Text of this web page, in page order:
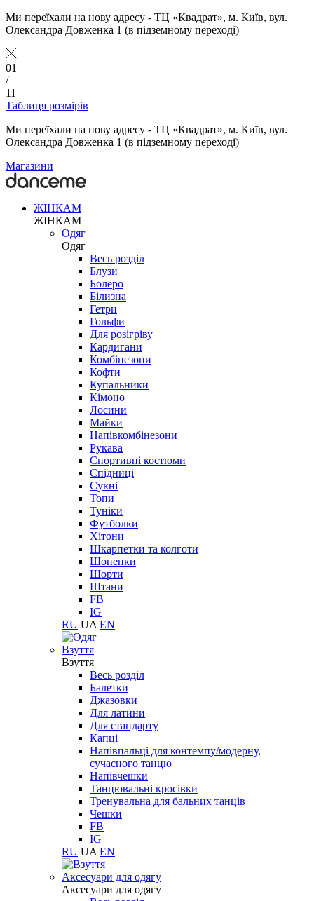
Ми переїхали на нову адресу - ТЦ «Квадрат», м. Київ, вул.
Олександра Довженка 1 (в підземному переході)
01
/
11
Таблиця розмірів
Ми переїхали на нову адресу - ТЦ «Квадрат», м. Київ, вул.
Олександра Довженка 1 (в підземному переході)
Магазини
ЖІНКАМ
ЖІНКАМ
Одяг
Одяг
Весь розділ
Блузи
Болеро
Білизна
Гетри
Гольфи
Для розігріву
Кардигани
Комбінезони
Кофти
Купальники
Кімоно
Лосини
Майки
Напівкомбінезони
Рукава
Спортивні костюми
Спідниці
Сукні
Топи
Туніки
Футболки
Хітони
Шкарпетки та колготи
Шопенки
Шорти
Штани
FB
IG
RU UA EN
Взуття
Взуття
Весь розділ
Балетки
Джазовки
Для латини
Для стандарту
Капці
Напівпальці для контемпу/модерну,
сучасного танцю
Напівчешки
Танцювальні кросівки
Тренувальна для бальних танців
Чешки
FB
IG
RU UA EN
Aксесуари для одягу
Aксесуари для одягу